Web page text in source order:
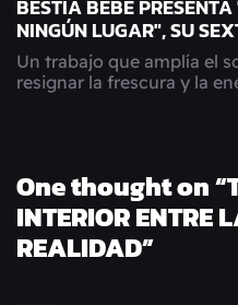
BESTIA BEBÉ
NINGÚN LUGAR", SU
Un trabajo que amplía el
resignar la frescura y la
One thought on “
INTERIOR ENTRE
REALIDAD”